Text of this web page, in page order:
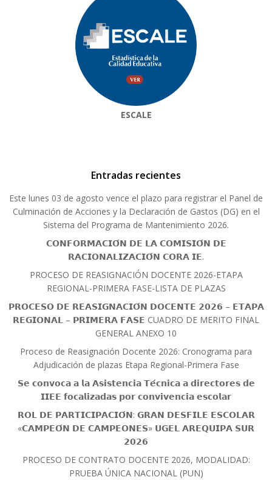
ESCALE
Entradas recientes
Este lunes 03 de agosto vence el plazo para registrar el Panel de
Culminación de Acciones y la Declaración de Gastos (DG) en el
Sistema del Programa de Mantenimiento 2026.
𝗖𝗢𝗡𝗙𝗢𝗥𝗠𝗔𝗖𝗜𝗢́𝗡 𝗗𝗘 𝗟𝗔 𝗖𝗢𝗠𝗜𝗦𝗜𝗢́𝗡 𝗗𝗘
𝗥𝗔𝗖𝗜𝗢𝗡𝗔𝗟𝗜𝗭𝗔𝗖𝗜𝗢́𝗡 𝗖𝗢𝗥𝗔 𝗜𝗘.
PROCESO DE REASIGNACIÓN DOCENTE 2026-ETAPA
REGIONAL-PRIMERA FASE-LISTA DE PLAZAS
𝗣𝗥𝗢𝗖𝗘𝗦𝗢 𝗗𝗘 𝗥𝗘𝗔𝗦𝗜𝗚𝗡𝗔𝗖𝗜𝗢́𝗡 𝗗𝗢𝗖𝗘𝗡𝗧𝗘 𝟮𝟬𝟮𝟲 – 𝗘𝗧𝗔𝗣𝗔
𝗥𝗘𝗚𝗜𝗢𝗡𝗔𝗟 – 𝗣𝗥𝗜𝗠𝗘𝗥𝗔 𝗙𝗔𝗦𝗘 CUADRO DE MERITO FINAL
GENERAL ANEXO 10
Proceso de Reasignación Docente 2026: Cronograma para
Adjudicación de plazas Etapa Regional-Primera Fase
𝗦𝗲 𝗰𝗼𝗻𝘃𝗼𝗰𝗮 𝗮 𝗹𝗮 𝗔𝘀𝗶𝘀𝘁𝗲𝗻𝗰𝗶𝗮 𝗧𝗲́𝗰𝗻𝗶𝗰𝗮 𝗮 𝗱𝗶𝗿𝗲𝗰𝘁𝗼𝗿𝗲𝘀 𝗱𝗲
𝗜𝗜𝗘𝗘 𝗳𝗼𝗰𝗮𝗹𝗶𝘇𝗮𝗱𝗮𝘀 𝗽𝗼𝗿 𝗰𝗼𝗻𝘃𝗶𝘃𝗲𝗻𝗰𝗶𝗮 𝗲𝘀𝗰𝗼𝗹𝗮𝗿
𝗥𝗢𝗟 𝗗𝗘 𝗣𝗔𝗥𝗧𝗜𝗖𝗜𝗣𝗔𝗖𝗜𝗢́𝗡: 𝗚𝗥𝗔𝗡 𝗗𝗘𝗦𝗙𝗜𝗟𝗘 𝗘𝗦𝗖𝗢𝗟𝗔𝗥
«𝗖𝗔𝗠𝗣𝗘𝗢́𝗡 𝗗𝗘 𝗖𝗔𝗠𝗣𝗘𝗢𝗡𝗘𝗦» 𝗨𝗚𝗘𝗟 𝗔𝗥𝗘𝗤𝗨𝗜𝗣𝗔 𝗦𝗨𝗥
𝟮𝟬𝟮𝟲
PROCESO DE CONTRATO DOCENTE 2026, MODALIDAD:
PRUEBA ÚNICA NACIONAL (PUN)